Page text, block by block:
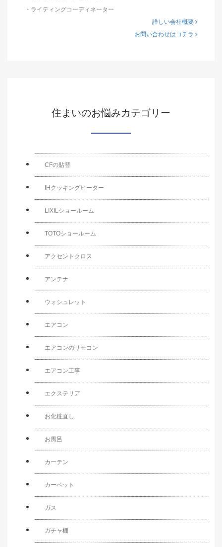
・ライティングコーディネーター
詳しい会社概要
お問い合わせはコチラ
住まいのお悩みカテゴリー
CFの貼替
IHクッキングヒーター
LIXILショールーム
TOTOショールーム
アクセントクロス
アンテナ
ウォシュレット
エアコン
エアコンのリモコン
エアコン工事
エクステリア
お化粧直し
お風呂
カーテン
カーペット
ガス
ガチャ棚